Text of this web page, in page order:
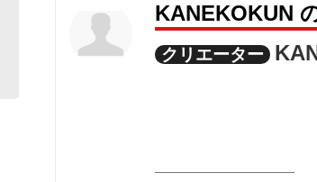
KANEKOKUN
クリエーター